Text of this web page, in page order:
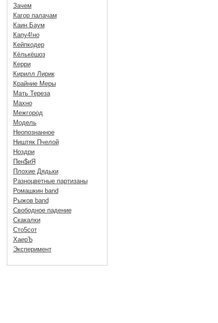
Зачем
Кагор палачам
Каин Баум
Капу4!но
Кейпкодер
Кёлькёшоз
Керри
Кирилл Лирик
Крайние Меры
Мать Тереза
Махно
Межгород
Модель
Неопознанное
Ништяк Пчелой
Ноздри
Пен$иЯ
Плохие Дядьки
Разноцветные партизаны
Ромашкин band
Рыжов band
Свободное падение
Скакалки
Сто5сот
ХаерЪ
Эксперимент